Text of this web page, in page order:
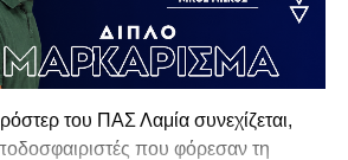
του ΠΑΣ Λαμία συνεχίζεται,
που φόρεσαν τη